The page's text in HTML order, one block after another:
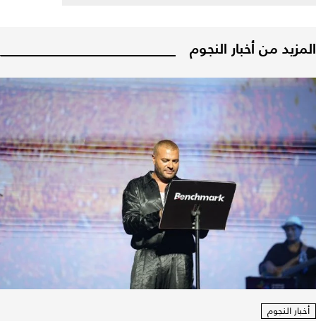
المزيد من أخبار النجوم
أخبار النجوم